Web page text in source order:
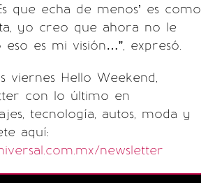
que echa de menos’ es como
yo creo que ahora no le
es mi visión…”, expresó.
viernes Hello Weekend,
con lo último en
tecnología, autos, moda y
aquí:
newsletter